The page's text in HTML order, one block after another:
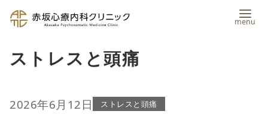
ン
ン
ストレスと頭痛
2026年6月12日 ストレスと頭痛